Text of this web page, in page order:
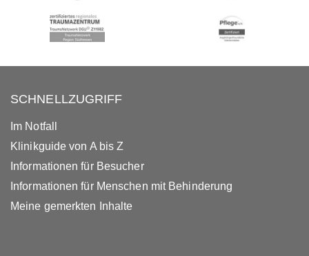
SCHNELLZUGRIFF
Im Notfall
Klinikguide von A bis Z
Informationen für Besucher
Informationen für Menschen mit Behinderung
Meine gemerkten Inhalte